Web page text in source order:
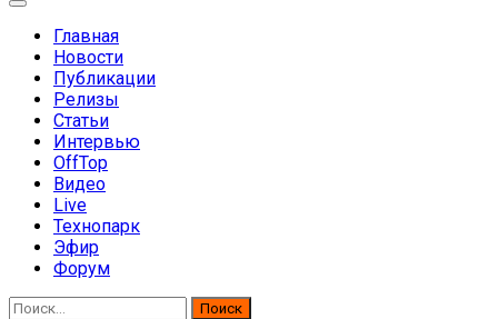
Главная
Новости
Публикации
Релизы
Статьи
Интервью
OffTop
Видео
Live
Технопарк
Эфир
Форум
Найти: